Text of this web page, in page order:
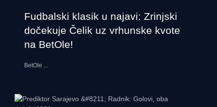
Fudbalski klasik u najavi: Zrinjski
dočekuje Čelik uz vrhunske kvote
na BetOle!
BetOle ...